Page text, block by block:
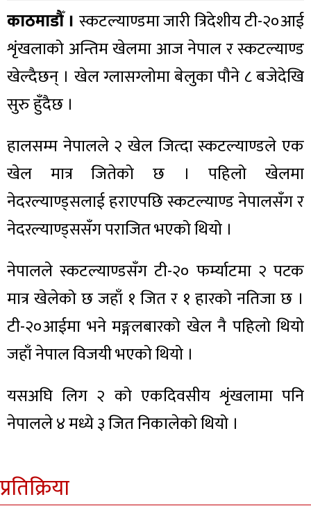
काठमाडौँ । स्कटल्याण्डमा जारी त्रिदेशीय टी-२०आई
शृंखलाको अन्तिम खेलमा आज नेपाल र स्कटल्याण्ड
खेल्दैछन् । खेल ग्लासग्लोमा बेलुका पौने ८ बजेदेखि
सुरु हुँदैछ ।
हालसम्म नेपालले २ खेल जित्दा स्कटल्याण्डले एक
खेल मात्र जितेको छ । पहिलो खेलमा
नेदरल्याण्ड्सलाई हराएपछि स्कटल्याण्ड नेपालसँग र
नेदरल्याण्ड्ससँग पराजित भएको थियो ।
नेपालले स्कटल्याण्डसँग टी-२० फर्म्याटमा २ पटक
मात्र खेलेको छ जहाँ १ जित र १ हारको नतिजा छ ।
टी-२०आईमा भने मङ्गलबारको खेल नै पहिलो थियो
जहाँ नेपाल विजयी भएको थियो ।
यसअघि लिग २ को एकदिवसीय शृंखलामा पनि
नेपालले ४ मध्ये ३ जित निकालेको थियो ।
प्रतिक्रिया